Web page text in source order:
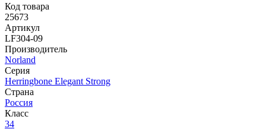
Код товара
25673
Артикул
LF304-09
Производитель
Norland
Серия
Herringbone Elegant Strong
Страна
Россия
Класс
34